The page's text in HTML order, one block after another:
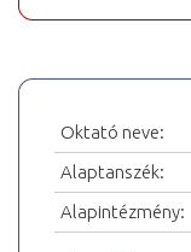
Oktató neve:
Alaptanszék:
Alapintézmény: